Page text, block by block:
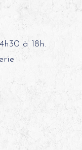
à 18h.